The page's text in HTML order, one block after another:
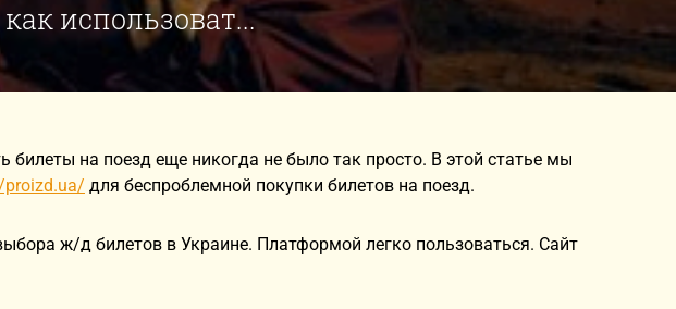
использоват...
на поезд еще никогда не было так просто. В этой статье мы
для беспроблемной покупки билетов на поезд.
ж/д билетов в Украине. Платформой легко пользоваться. Сайт